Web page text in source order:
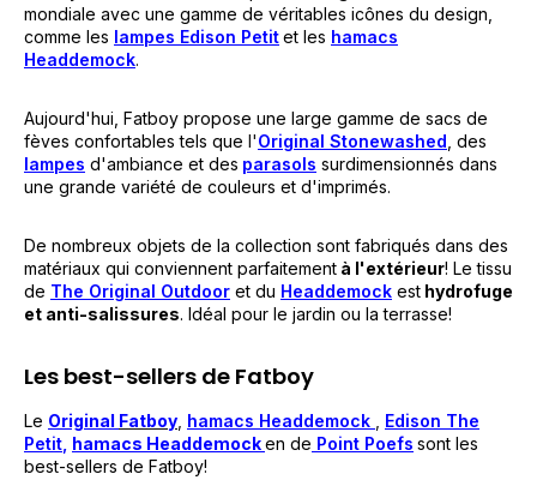
mondiale avec une gamme de véritables icônes du design,
comme les lampes Edison Petitet les hamacs
Headdemock.
Aujourd'hui, Fatboy propose une large gamme de sacs de
fèves confortables tels que l'Original Stonewashed , des
lampes d'ambiance et des parasols surdimensionnés dans
une grande variété de couleurs et d'imprimés.
De nombreux objets de la collection sont fabriqués dans des
matériaux qui conviennent parfaitement à l'extérieur! Le tissu
de The Original Outdoor et du Headdemock est hydrofuge
et anti-salissures. Idéal pour le jardin ou la terrasse!
Les best-sellers de Fatboy
Le Original Fatboy hamacs Headdemock
Edison The
Petit hamacs Headdemocken de Point Poefs sont les
best-sellers de Fatboy!